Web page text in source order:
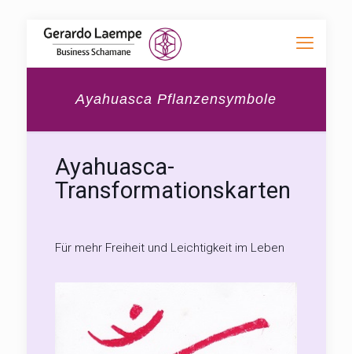
Ayahuasca Pflanzensymbole
Ayahuasca-
Transformationskarten
Für mehr Freiheit und Leichtigkeit im Leben